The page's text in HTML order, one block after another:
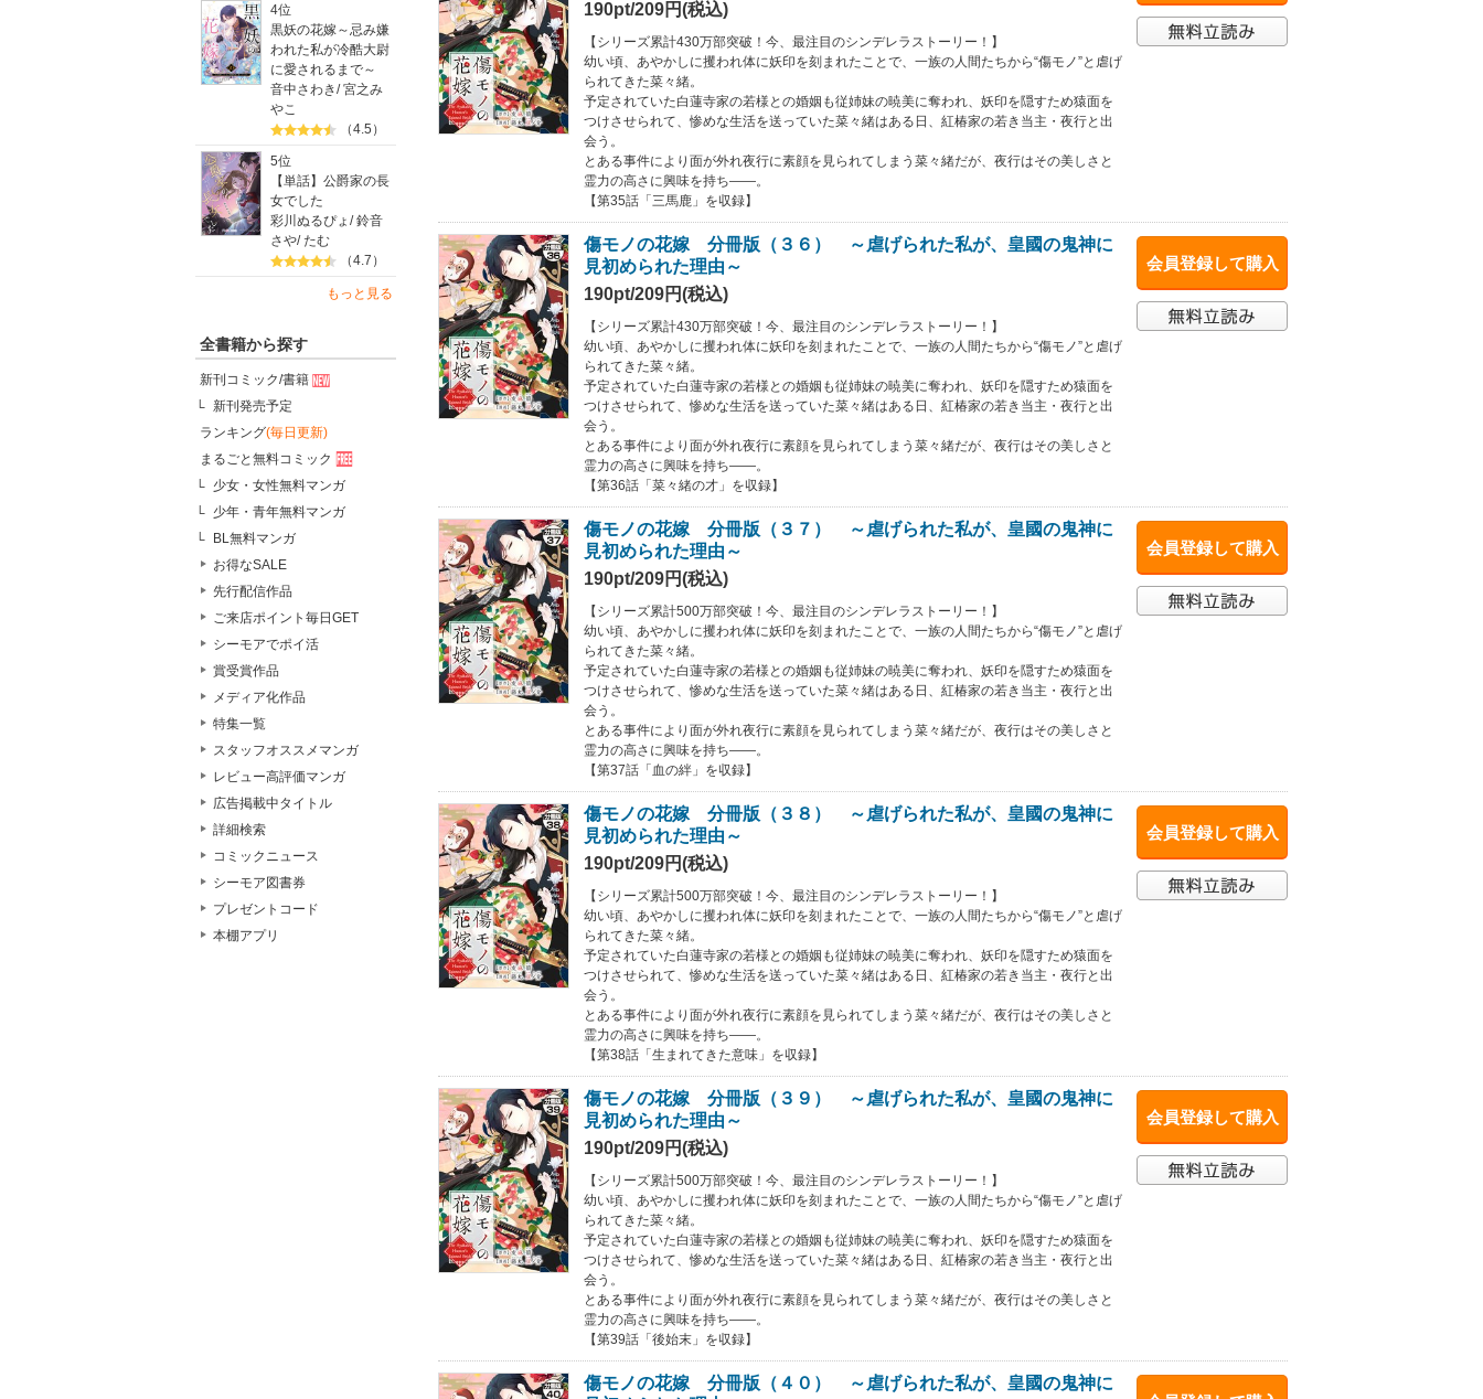
4位
黒妖の花嫁～忌み嫌
われた私が冷酷大尉
に愛されるまで～
音中さわき/宮之み
やこ
（4.5）
5位
【単話】公爵家の長
女でした
彩川ぬるぴょ /鈴音
さや/たむ
（4.7）
もっと見る
全書籍から探す
新刊コミック/書籍
新刊発売予定
ランキング(毎日更新)
まるごと無料コミック
少女・女性無料マンガ
少年・青年無料マンガ
BL無料マンガ
お得なSALE
先行配信作品
ご来店ポイント毎日GET
シーモアでポイ活
賞受賞作品
メディア化作品
特集一覧
スタッフオススメマンガ
レビュー高評価マンガ
広告掲載中タイトル
詳細検索
コミックニュース
シーモア図書券
プレゼントコード
本棚アプリ
190pt/209円(税込)
【シリーズ累計430万部突破！今、最注目のシンデレラストーリー！】
幼い頃、あやかしに攫われ体に妖印を刻まれたことで、一族の人間たちから“傷モノ”と虐げ
られてきた菜々緒。
予定されていた白蓮寺家の若様との婚姻も従姉妹の暁美に奪われ、妖印を隠すため猿面を
つけさせられて、惨めな生活を送っていた菜々緒はある日、紅椿家の若き当主・夜行と出
会う。
とある事件により面が外れ夜行に素顔を見られてしまう菜々緒だが、夜行はその美しさと
霊力の高さに興味を持ち――。
【第35話「三馬鹿」を収録】
会員登録して購入
傷モノの花嫁 分冊版（３６） ～虐げられた私が、皇國の鬼神に
見初められた理由～
190pt/209円(税込)
【シリーズ累計430万部突破！今、最注目のシンデレラストーリー！】
幼い頃、あやかしに攫われ体に妖印を刻まれたことで、一族の人間たちから“傷モノ”と虐げ
られてきた菜々緒。
予定されていた白蓮寺家の若様との婚姻も従姉妹の暁美に奪われ、妖印を隠すため猿面を
つけさせられて、惨めな生活を送っていた菜々緒はある日、紅椿家の若き当主・夜行と出
会う。
とある事件により面が外れ夜行に素顔を見られてしまう菜々緒だが、夜行はその美しさと
霊力の高さに興味を持ち――。
【第36話「菜々緒の才」を収録】
会員登録して購入
傷モノの花嫁 分冊版（３７） ～虐げられた私が、皇國の鬼神に
見初められた理由～
190pt/209円(税込)
【シリーズ累計500万部突破！今、最注目のシンデレラストーリー！】
幼い頃、あやかしに攫われ体に妖印を刻まれたことで、一族の人間たちから“傷モノ”と虐げ
られてきた菜々緒。
予定されていた白蓮寺家の若様との婚姻も従姉妹の暁美に奪われ、妖印を隠すため猿面を
つけさせられて、惨めな生活を送っていた菜々緒はある日、紅椿家の若き当主・夜行と出
会う。
とある事件により面が外れ夜行に素顔を見られてしまう菜々緒だが、夜行はその美しさと
霊力の高さに興味を持ち――。
【第37話「血の絆」を収録】
会員登録して購入
傷モノの花嫁 分冊版（３８） ～虐げられた私が、皇國の鬼神に
見初められた理由～
190pt/209円(税込)
【シリーズ累計500万部突破！今、最注目のシンデレラストーリー！】
幼い頃、あやかしに攫われ体に妖印を刻まれたことで、一族の人間たちから“傷モノ”と虐げ
られてきた菜々緒。
予定されていた白蓮寺家の若様との婚姻も従姉妹の暁美に奪われ、妖印を隠すため猿面を
つけさせられて、惨めな生活を送っていた菜々緒はある日、紅椿家の若き当主・夜行と出
会う。
とある事件により面が外れ夜行に素顔を見られてしまう菜々緒だが、夜行はその美しさと
霊力の高さに興味を持ち――。
【第38話「生まれてきた意味」を収録】
会員登録して購入
傷モノの花嫁 分冊版（３９） ～虐げられた私が、皇國の鬼神に
見初められた理由～
190pt/209円(税込)
【シリーズ累計500万部突破！今、最注目のシンデレラストーリー！】
幼い頃、あやかしに攫われ体に妖印を刻まれたことで、一族の人間たちから“傷モノ”と虐げ
られてきた菜々緒。
予定されていた白蓮寺家の若様との婚姻も従姉妹の暁美に奪われ、妖印を隠すため猿面を
つけさせられて、惨めな生活を送っていた菜々緒はある日、紅椿家の若き当主・夜行と出
会う。
とある事件により面が外れ夜行に素顔を見られてしまう菜々緒だが、夜行はその美しさと
霊力の高さに興味を持ち――。
【第39話「後始末」を収録】
傷モノの花嫁 分冊版（４０） ～虐げられた私が、皇國の鬼神に